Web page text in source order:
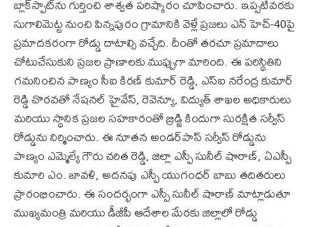
బ్లాక్‌స్పాట్‌ను గుర్తించి శాశ్వత పరిష్కారం చూపించారు. ఇప్పటివరకు
సుగాలిమెట్ట నుంచి పిన్నపురం గ్రామానికి వెళ్లే ప్రజలు ఎన్ హెచ్-40పై
ప్రమాదకరంగా రోడ్డు దాటాల్సి వచ్చేది. దీంతో తరచూ ప్రమాదాలు
చోటుచేసుకుని ప్రజల ప్రాణాలకు ముప్పుగా మారింది. ఈ పరిస్థితిని
గమనించిన పాణ్యం సీఐ కిరణ్ కుమార్ రెడ్డి, ఎస్ఐ నరేంద్ర కుమార్
రెడ్డి చొరవతో నేషనల్ హైవేస్, రెవెన్యూ, విద్యుత్ శాఖల అధికారులు
మరియు స్థానిక ప్రజల సహకారంతో బ్రిడ్జి కిందుగా సురక్షిత సర్వీస్
రోడ్డును నిర్మించారు. ఈ నూతన అండర్‌పాస్ సర్వీస్ రోడ్డును
పాణ్యం ఎమ్మెల్యే గౌరు చరిత రెడ్డి, జిల్లా ఎస్పీ సునీల్ షొరాణ్, ఏఎస్పీ
కుమారి ఎం. జావళి, అదనపు ఎస్పీ యుగంధర్ బాబు తదితరులు
ప్రారంభించారు. ఈ సందర్భంగా ఎస్పీ సునీల్ షొరాణ్ మాట్లాడుతూ
ముఖ్యమంత్రి మరియు డీజీపీ ఆదేశాల మేరకు జిల్లాలో రోడ్డు